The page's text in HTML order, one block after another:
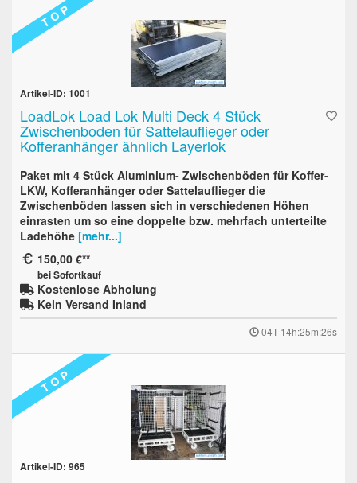
T O P
Artikel-ID: 1001
LoadLok Load Lok Multi Deck 4 Stück
Zwischenboden für Sattelauflieger oder
Kofferanhänger ähnlich Layerlok
Paket mit 4 Stück Aluminium- Zwischenböden für Koffer-
LKW, Kofferanhänger oder Sattelauflieger die
Zwischenböden lassen sich in verschiedenen Höhen
einrasten um so eine doppelte bzw. mehrfach unterteilte
Ladehöhe [mehr...]
150,00 €
bei Sofortkauf
Kostenlose Abholung
Kein Versand Inland
04T 14h:25m:25s
T O P
Artikel-ID: 965